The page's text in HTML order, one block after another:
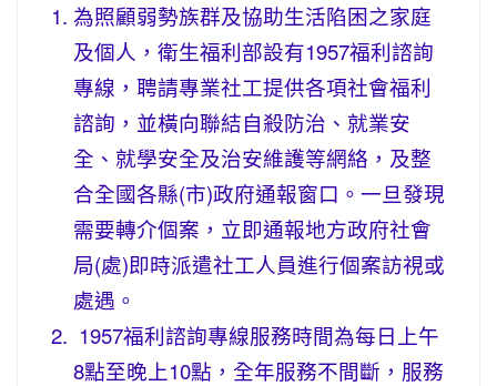
為照顧弱勢族群及協助生活陷困之家庭
及個人，衛生福利部設有1957福利諮詢
專線，聘請專業社工提供各項社會福利
諮詢，並橫向聯結自殺防治、就業安
全、就學安全及治安維護等網絡，及整
合全國各縣(市)政府通報窗口。一旦發現
需要轉介個案，立即通報地方政府社會
局(處)即時派遣社工人員進行個案訪視或
處遇。
1957福利諮詢專線服務時間為每日上午
8點至晚上10點，全年服務不間斷，服務